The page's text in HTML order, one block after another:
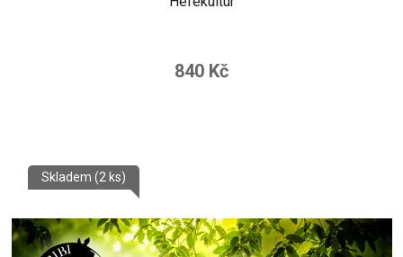
840 Kč
Skladem (2 ks)